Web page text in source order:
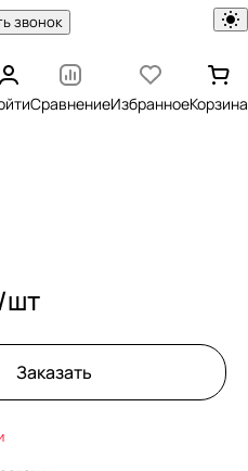
звонок
СравнениеИзбранноеКорзина
шт
Заказать